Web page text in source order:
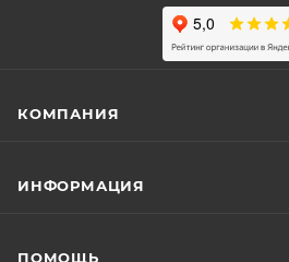
КОМПАНИЯ
ИНФОРМАЦИЯ
ПОМОЩЬ